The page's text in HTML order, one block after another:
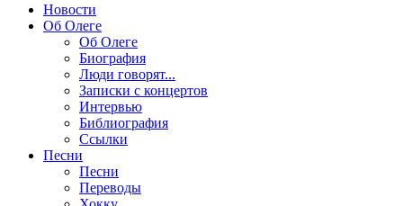
Новости
Об Олеге
Об Олеге
Биография
Люди говорят...
Записки с концертов
Интервью
Библиография
Ссылки
Песни
Песни
Переводы